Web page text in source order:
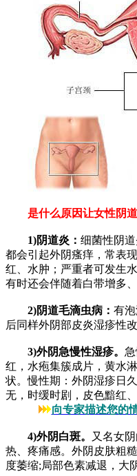
是什么原因让女性阴
1)阴道炎： 细菌性阴
都会引起外阴瘙痒，常表
红、水肿；严重者可发生
有时还会伴随着白带增多、
2)阴道毛滴虫病： 有
后同样外阴部皮炎湿疹性改
3)外阴急慢性湿疹。
红，水疱集簇成片，黄水
状。慢性期：外阴湿疹日
无，时缓时剧，皮色黯红
向专家描述您的
4)外阴白斑。
又名女
热、疼痛感。外阴皮肤粗
度萎缩;局部色素减退，大